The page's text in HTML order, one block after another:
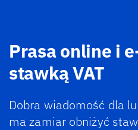
Prasa online i
stawką VAT
Dobra wiadomość dla
ma zamiar obniżyć